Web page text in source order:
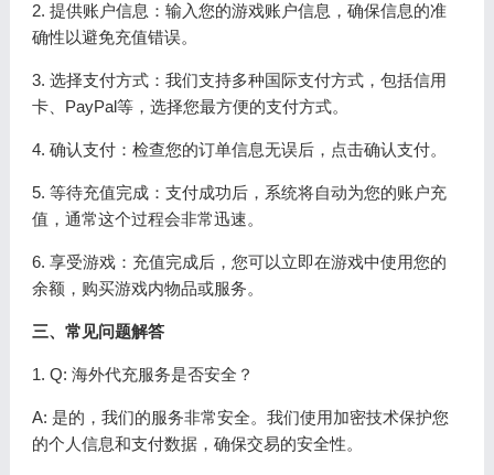
2. 提供账户信息：输入您的游戏账户信息，确保信息的准
确性以避免充值错误。
3. 选择支付方式：我们支持多种国际支付方式，包括信用
卡、PayPal等，选择您最方便的支付方式。
4. 确认支付：检查您的订单信息无误后，点击确认支付。
5. 等待充值完成：支付成功后，系统将自动为您的账户充
值，通常这个过程会非常迅速。
6. 享受游戏：充值完成后，您可以立即在游戏中使用您的
余额，购买游戏内物品或服务。
三、常见问题解答
1. Q: 海外代充服务是否安全？
A: 是的，我们的服务非常安全。我们使用加密技术保护您
的个人信息和支付数据，确保交易的安全性。